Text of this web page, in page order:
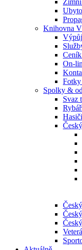
Knihovna
On-
Spolky &
Svaz